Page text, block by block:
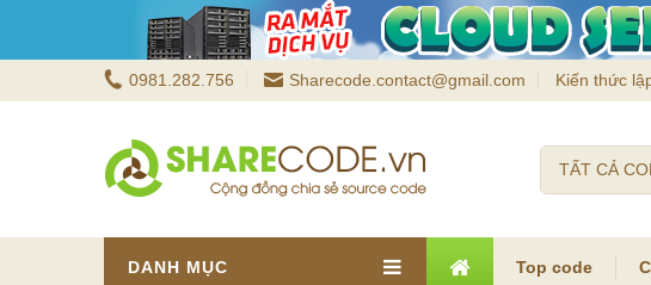
0981.282.756 Sharecode.contact@gmail.com Kiến thức
TẤT CẢ
DANH MỤC Top code